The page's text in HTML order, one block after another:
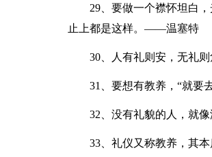
29、要做一个襟怀坦白
止上都是这样。——温塞特
30、人有礼则安，无礼
31、要想有教养，“就
32、没有礼貌的人，就像
33、礼仪又称教养，其